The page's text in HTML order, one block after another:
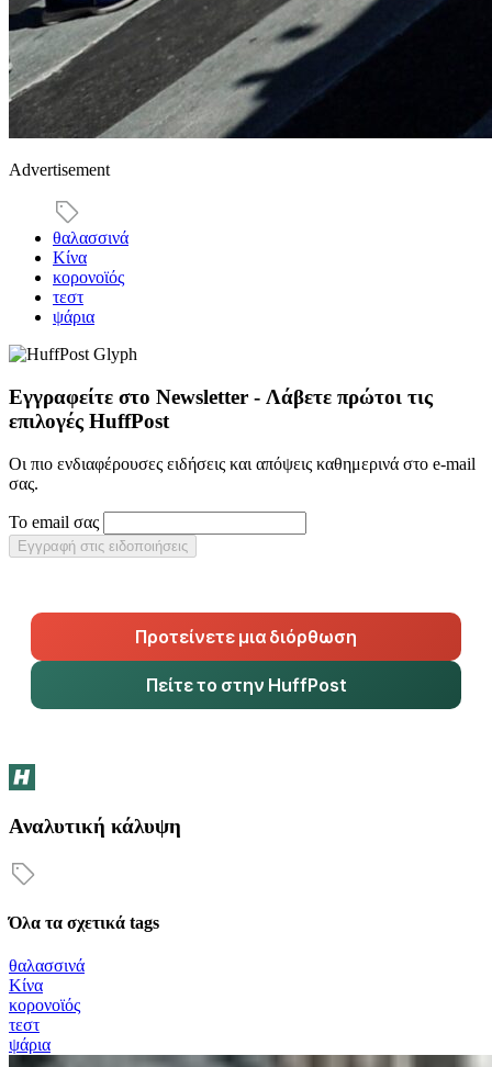
Advertisement
θαλασσινά
Κίνα
κορονοϊός
τεστ
ψάρια
Εγγραφείτε στο Newsletter - Λάβετε πρώτοι τις
επιλογές HuffPost
Οι πιο ενδιαφέρουσες ειδήσεις και απόψεις καθημερινά στο e-mail
σας.
Το email σας
Εγγραφή στις ειδοποιήσεις
Προτείνετε μια διόρθωση
Πείτε το στην HuffPost
Αναλυτική κάλυψη
Όλα τα σχετικά tags
θαλασσινά
Κίνα
κορονοϊός
τεστ
ψάρια